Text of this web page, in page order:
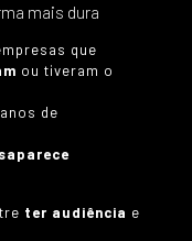
mais dura
que
ou tiveram o
de
ter audiência e